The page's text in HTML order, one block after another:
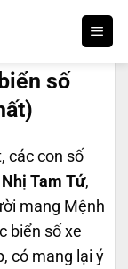
số
các con số
Tam Tứ,
mang Mệnh
biển số xe
có mang lại ý